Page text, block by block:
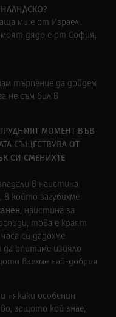
ми е от Израел.
дядо е от София,
търпение да дойдем
не съм бил в
МОМЕНТ ВЪВ
СЪЩEСТВУВА ОТ
СИ СМЕНИХТЕ
в наистина
който загубихме
, наистина за
това е краят
си дадохме
да опитаме изцяло
взехме най-добрия
някаки особенин
защото кой знае,